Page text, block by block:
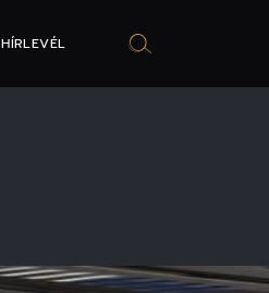
HÍRLEVÉL